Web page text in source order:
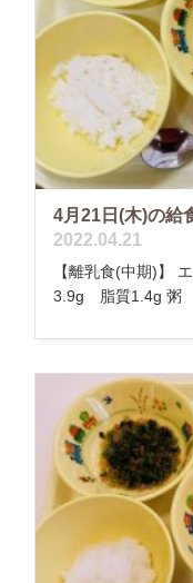
4月21日(木)の給
2022.04.21
【離乳食(中期)】
3.9g 脂質1.4g 粥